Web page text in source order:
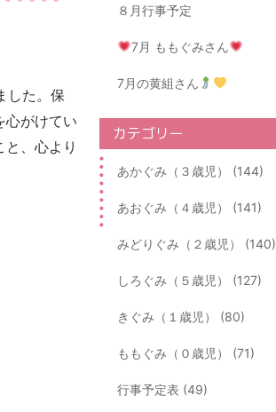
した。保
心がけてい
、心より
８月行事予定
7月 ももぐみさん
7月の黄組さん
カテゴリー
あかぐみ（３歳児） (144)
あおぐみ（４歳児） (141)
みどりぐみ（２歳児） (140)
しろぐみ（５歳児） (127)
きぐみ（１歳児） (80)
ももぐみ（０歳児） (71)
行事予定表 (49)